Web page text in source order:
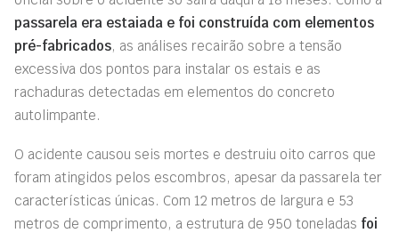
passarela era estaiada e foi construída com elementos
pré-fabricados, as análises recairão sobre a tensão
excessiva dos pontos para instalar os estais e as
rachaduras detectadas em elementos do concreto
autolimpante.
O acidente causou seis mortes e destruiu oito carros que
foram atingidos pelos escombros, apesar da passarela ter
características únicas. Com 12 metros de largura e 53
metros de comprimento, a estrutura de 950 toneladas foi